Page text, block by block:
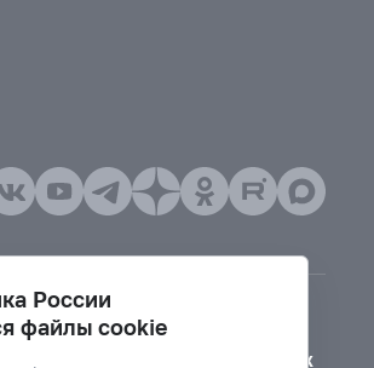
Версия для слабовидящих
России
файлы cookie